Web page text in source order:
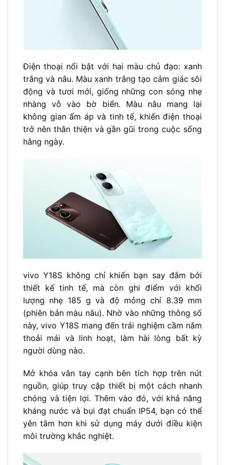
Điện thoại nổi bật với hai màu chủ đạo: xanh
trắng và nâu. Màu xanh trắng tạo cảm giác sôi
động và tươi mới, giống những con sóng nhẹ
nhàng vỗ vào bờ biển. Màu nâu mang lại
không gian ấm áp và tinh tế, khiến điện thoại
trở nên thân thiện và gần gũi trong cuộc sống
hằng ngày.
vivo Y18S không chỉ khiến bạn say đắm bởi
thiết kế tinh tế, mà còn ghi điểm với khối
lượng nhẹ 185 g và độ mỏng chỉ 8.39 mm
(phiên bản màu nâu). Nhờ vào những thông số
này, vivo Y18S mang đến trải nghiệm cầm nắm
thoải mái và linh hoạt, làm hài lòng bất kỳ
người dùng nào.
Mở khóa vân tay cạnh bên tích hợp trên nút
nguồn, giúp truy cập thiết bị một cách nhanh
chóng và tiện lợi. Thêm vào đó, với khả năng
kháng nước và bụi đạt chuẩn IP54, bạn có thể
yên tâm hơn khi sử dụng máy dưới điều kiện
môi trường khắc nghiệt.